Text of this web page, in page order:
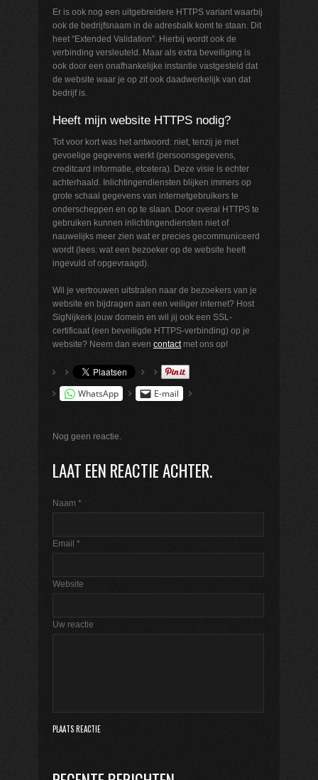
Er is ook nog een uitgebreidere HTTPS variant waarbij
ook de bedrijfsnaam in de adresbalk komt te staan. Dit
heet “Extended Validation”. Hierbij wordt ook de
verbinding versleuteld. Maar als extra beveiliging is
ook door een onafhankelijke instantie vastgesteld dat
de website waar je op zit ook daadwerkelijk van dat
bedrijf is.
Heeft mijn website HTTPS nodig?
Tot voor kort was het antwoord: niet, tenzij je met
gevoelige gegevens werkt (persoonsgegevens,
creditcard informatie, etcetera). Deze visie is echter
achterhaald. Inlichtingendiensten blijken immers op
grote schaal gegevens van internetgebruikers te
onderscheppen en op te slaan. Door overal HTTPS te
gebruiken kunnen inlichtingendiensten niet of
nauwelijks meer zien wat er precies gecommuniceerd
wordt (lees: wat een bezoeker op de website heeft
ingevuld of opgevraagd).
Wil je vertrouwen uitstralen naar de bezoekers van je
website en bijdragen aan een veiliger internet? Host
SigNijkerk jouw domein en wil jij ook een SSL-
certificaat (een beveiligde HTTPS-verbinding) op je
website? Neem dan even contactmet ons op!
WhatsApp E-mail
Nog geen reactie.
LAAT EEN REACTIE ACHTER.
Naam *
Email *
Website
Uw reactie